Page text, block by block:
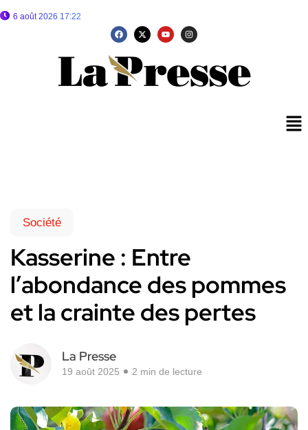
6 août 2026 17:22
Société
Kasserine : Entre
l’abondance des pommes
et la crainte des pertes
La Presse
19 août 2025 2 min de lecture